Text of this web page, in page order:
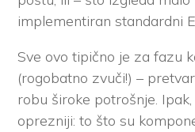
implementiran standardni
Sve ovo tipično je za fazu
(rogobatno zvuči!) –
robu široke potrošnje.
oprezniji: to što su